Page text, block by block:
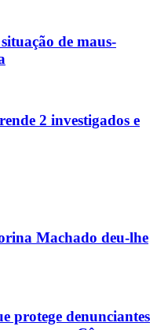
de maus-
2 investigados e
Machado deu-lhe
protege denunciantes